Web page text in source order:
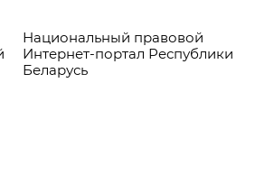
Национальный правовой
Интернет-портал Республики
Беларусь